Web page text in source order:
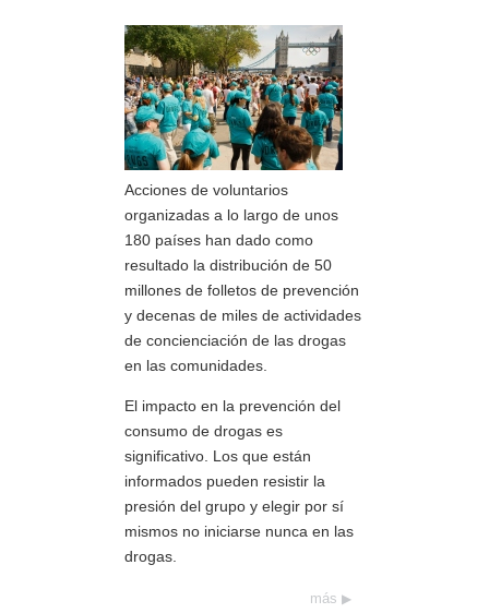
Acciones de voluntarios
organizadas a lo largo de unos
180 países han dado como
resultado la distribución de 50
millones de folletos de prevención
y decenas de miles de actividades
de concienciación de las drogas
en las comunidades.
El impacto en la prevención del
consumo de drogas es
significativo. Los que están
informados pueden resistir la
presión del grupo y elegir por sí
mismos no iniciarse nunca en las
drogas.
más